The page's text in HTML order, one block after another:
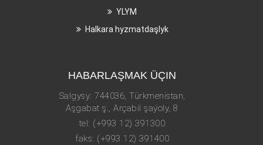
YLYM
Halkara hyzmatdaşlyk
HABARLAŞMAK ÜÇIN
Salgysy: 744036, Türkmenistan,
Aşgabat ş., Arçabil şaýoly, 8
tel: (+993 12) 391300
faks: (+993 12) 391400